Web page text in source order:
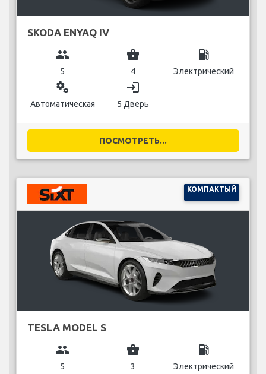
SKODA ENYAQ IV
group
5
business_center
4
local_gas_station
Электрический
miscellaneous_services
Автоматическая
login
5 Дверь
ПОСМОТРЕТЬ...
КОМПАКТЫЙ
TESLA MODEL S
group
5
business_center
3
local_gas_station
Электрический